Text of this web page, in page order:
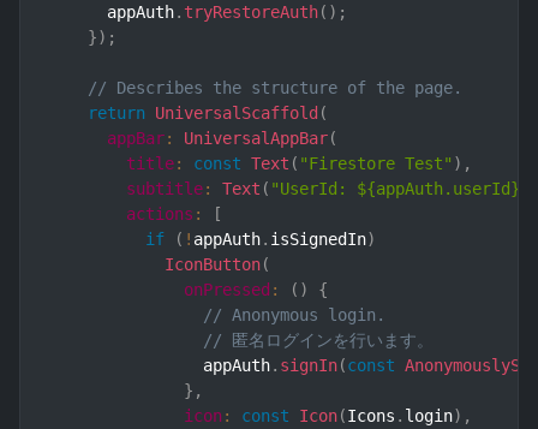
      appAuth
. tryRestoreAuth( ) ;
}) ;
// Describes the structure of the page.
return
UniversalScaffold (
appBar: UniversalAppBar(
title: const Text ( "Firestore Test" ) ,
subtitle: Text ( "UserId: ${appAuth.userId}"
actions :
[
if
( ! appAuth. isSignedIn)
IconButton(
onPressed : ( )
{
// Anonymous login.
// 匿名ログインを行います。
                appAuth
. signIn(const
} ,
icon : const Icon(Icons . login) ,